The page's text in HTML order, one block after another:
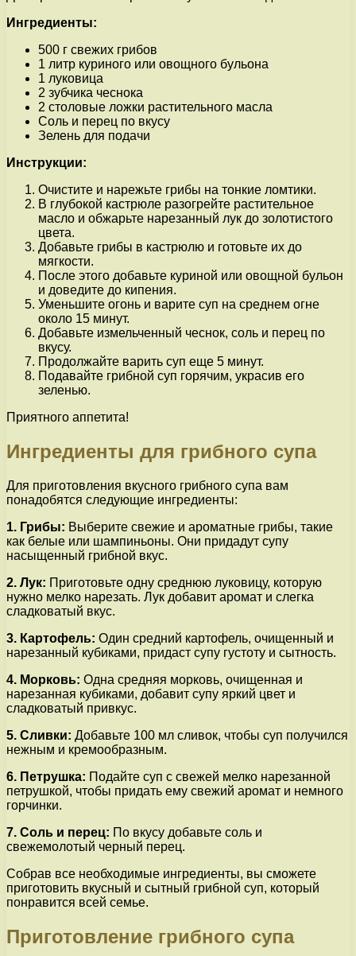
Ингредиенты:
500 г свежих грибов
1 литр куриного или овощного бульона
1 луковица
2 зубчика чеснока
2 столовые ложки растительного масла
Соль и перец по вкусу
Зелень для подачи
Инструкции:
Очистите и нарежьте грибы на тонкие ломтики.
В глубокой кастрюле разогрейте растительное
масло и обжарьте нарезанный лук до золотистого
цвета.
Добавьте грибы в кастрюлю и готовьте их до
мягкости.
После этого добавьте куриной или овощной бульон
и доведите до кипения.
Уменьшите огонь и варите суп на среднем огне
около 15 минут.
Добавьте измельченный чеснок, соль и перец по
вкусу.
Продолжайте варить суп еще 5 минут.
Подавайте грибной суп горячим, украсив его
зеленью.
Приятного аппетита!
Ингредиенты для грибного супа
Для приготовления вкусного грибного супа вам
понадобятся следующие ингредиенты:
1. Грибы: Выберите свежие и ароматные грибы, такие
как белые или шампиньоны. Они придадут супу
насыщенный грибной вкус.
2. Лук: Приготовьте одну среднюю луковицу, которую
нужно мелко нарезать. Лук добавит аромат и слегка
сладковатый вкус.
3. Картофель: Один средний картофель, очищенный и
нарезанный кубиками, придаст супу густоту и сытность.
4. Морковь: Одна средняя морковь, очищенная и
нарезанная кубиками, добавит супу яркий цвет и
сладковатый привкус.
5. Сливки: Добавьте 100 мл сливок, чтобы суп получился
нежным и кремообразным.
6. Петрушка: Подайте суп с свежей мелко нарезанной
петрушкой, чтобы придать ему свежий аромат и немного
горчинки.
7. Соль и перец: По вкусу добавьте соль и
свежемолотый черный перец.
Собрав все необходимые ингредиенты, вы сможете
приготовить вкусный и сытный грибной суп, который
понравится всей семье.
Приготовление грибного супа